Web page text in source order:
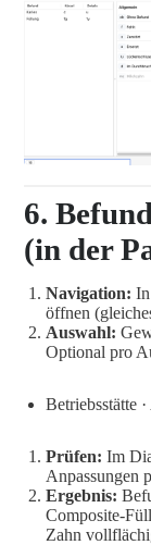
6.
(in der
Navigation:
öffnen
Auswahl:
Optional pro
Betriebsstätte
Prüfen: Im
Anpassungen
Ergebnis:
Composite-
Zahn